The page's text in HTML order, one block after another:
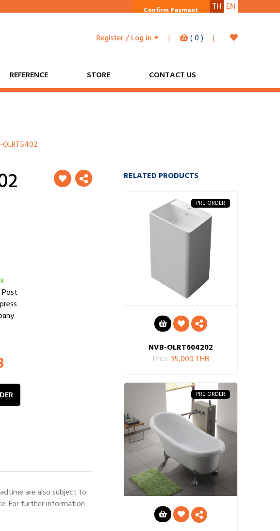
TH EN
Confirm Payment
(0) |
Register / Log in |
REFERENCE STORE CONTACT US
OLRT5402
are also subject to
For further information
RELATED PRODUCTS
PRE-ORDER
NVB-OLRT604202
Price35,000 THB
PRE-ORDER